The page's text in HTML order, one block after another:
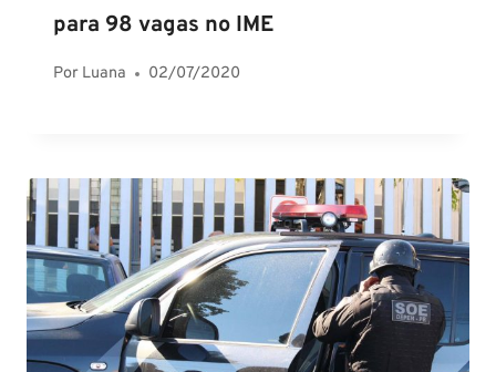
para 98 vagas no IME
Por Luana 02/07/2020